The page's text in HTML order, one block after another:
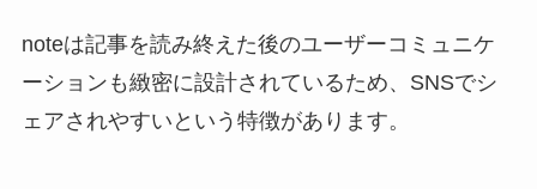
noteは記事を読み終えた後のユーザーコミュニケ
ーションも緻密に設計されているため、SNSでシ
ェアされやすいという特徴があります。